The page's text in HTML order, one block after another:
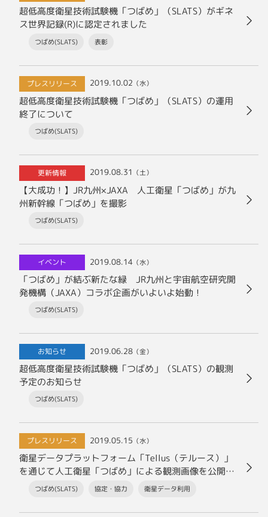
超低高度衛星技術試験機「つばめ」（SLATS）がギネ
ス世界記録(R)に認定されました
つばめ(SLATS) 表彰
プレスリリース 2019.10.02 （水）
超低高度衛星技術試験機「つばめ」（SLATS）の運用
終了について
つばめ(SLATS)
更新情報 2019.08.31 （土）
【大成功！】JR九州×JAXA 人工衛星「つばめ」が九
州新幹線「つばめ」を撮影
つばめ(SLATS)
イベント 2019.08.14 （水）
「つばめ」が結ぶ新たな緑 JR九州と宇宙航空研究開
発機構（JAXA）コラボ企画がいよいよ始動！
つばめ(SLATS)
お知らせ 2019.06.28 （金）
超低高度衛星技術試験機「つばめ」（SLATS）の観測
予定のお知らせ
つばめ(SLATS)
プレスリリース 2019.05.15 （水）
衛星データプラットフォーム「Tellus（テルース）」
を通じて人工衛星「つばめ」による観測画像を公開し
ますつばめ(SLATS) 協定・協力 衛星データ利用